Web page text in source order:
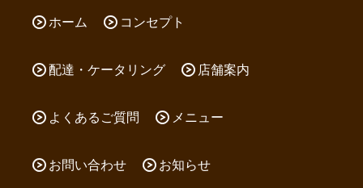
ホーム コンセプト
配達・ケータリング 店舗案内
よくあるご質問 メニュー
お問い合わせ お知らせ